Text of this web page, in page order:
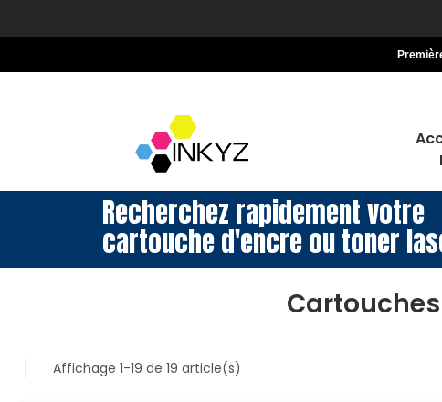
Recherchez rapidement votre
cartouche d'encre ou toner
Affichage 1-19 de 19 article(s)